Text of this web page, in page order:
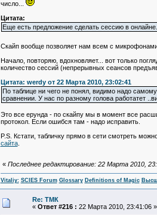
число...
Цитата:
Еще есть предложение сделать сессию в
Скайп вообще позволяет нам всем с
Начало, повторяю, вдохновляет... вот только
количество сессий (непрерывных сеансов
Цитата: werdy от 22 Марта 2010, 23:02:41
По таблице ни чего не понял, видимо надо
сравнении. У нас по разному голова работатет
Это все ерунда - по скайпу мы в момент все
протокол. Если ошибся там - надо исправить.
P.S. Кстати, табличку прямо в сети смотреть
сайта.
« Последнее редактирование: 22 Марта 2010,
Vitaliy: SCIES Forum Glossary Definitions of Magic
Re: ТМК
« Ответ #216 : 22 Марта 2010, 23:41:06 »